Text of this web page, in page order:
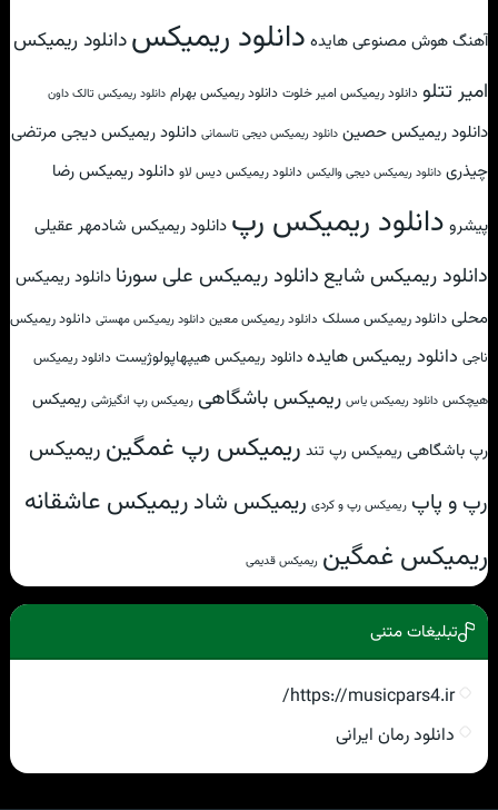
آهنگ هوش مصنوعی هایده دانلود ریمیکسدانلود ریمیکس
امیر تتلو دانلود ریمیکس امیر خلوت دانلود ریمیکس بهرام دانلود ریمیکس تالک داون
دانلود ریمیکس حصین دانلود ریمیکس دیجی تاسمانی دانلود ریمیکس دیجی مرتضی
چیذری دانلود ریمیکس دیجی والیکس دانلود ریمیکس دیس لاو دانلود ریمیکس رضا
پیشرو دانلود ریمیکس رپ دانلود ریمیکس شادمهر عقیلی
دانلود ریمیکس شایع دانلود ریمیکس علی سورنا دانلود ریمیکس
محلی دانلود ریمیکس مسلک دانلود ریمیکس معین دانلود ریمیکس مهستی دانلود ریمیکس
ناجی دانلود ریمیکس هایدهدانلود ریمیکس هیپهاپولوژیست دانلود ریمیکس
هیچکس دانلود ریمیکس یاس ریمیکس باشگاهی ریمیکس رپ انگیزشی ریمیکس
رپ باشگاهی ریمیکس رپ تند ریمیکس رپ غمگین ریمیکس
رپ و پاپ ریمیکس رپ و کردی ریمیکس شادریمیکس عاشقانه
ریمیکس غمگین ریمیکس قدیمی
تبلیغات متنی
https://musicpars4.ir/
دانلود رمان ایرانی